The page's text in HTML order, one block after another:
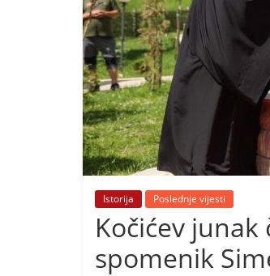
i
t
i
v
n
i
h
v
Istorija Poslednje vijesti
Kočićev
spomenik